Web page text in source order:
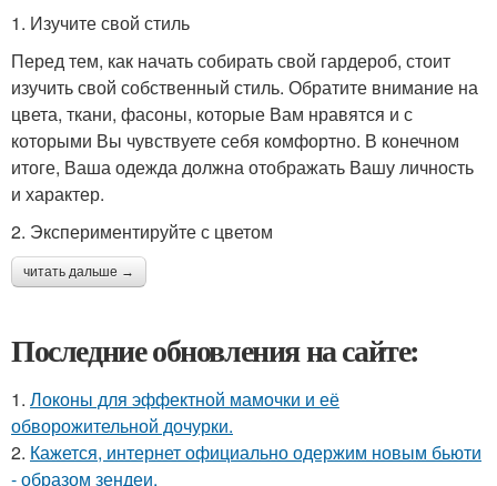
1. Изучите свой стиль
Перед тем, как начать собирать свой гардероб, стоит
изучить свой собственный стиль. Обратите внимание на
цвета, ткани, фасоны, которые Вам нравятся и с
которыми Вы чувствуете себя комфортно. В конечном
итоге, Ваша одежда должна отображать Вашу личность
и характер.
2. Экспериментируйте с цветом
читать дальше →
Последние обновления на сайте:
1. Локоны для эффектной мамочки и её
обворожительной дочурки.
2. Кажется, интернет официально одержим новым бьюти
- образом зендеи.